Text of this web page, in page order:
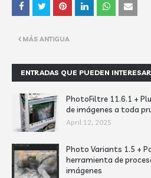
MÁS ANTIGUA
ENTRADAS QUE PUEDEN
PhotoFiltre 11.6.1 +
de imágenes a toda
April 12, 2025
Photo Variants 1.5 +
herramienta de
imágenes